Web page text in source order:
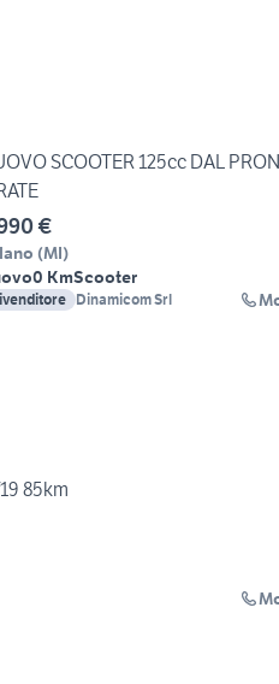
SCOOTER 125cc DAL
€
(MI)
0 KmScooter
Dinamicom Srl
85km